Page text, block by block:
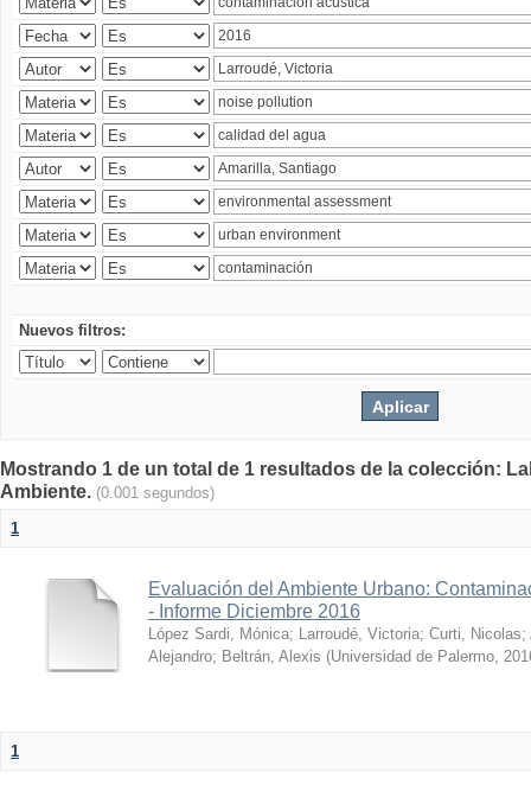
Nuevos filtros:
Mostrando 1 de un total de 1 resultados de la colección:
Ambiente. (0.001 segundos)
1
Evaluación del Ambiente Urbano:
- Informe Diciembre 2016
López Sardi, Mónica; Larroudé, Victoria; Curti, Nicolas;
Alejandro; Beltrán, Alexis (Universidad de Palermo,
1